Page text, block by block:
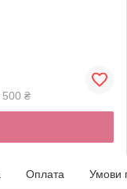
500 ₴
Оплата Умови